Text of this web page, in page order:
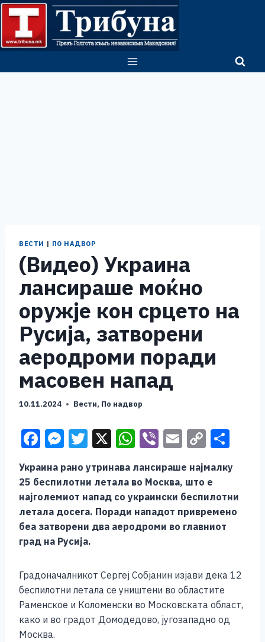
Skip
content
ВЕСТИ | ПО НАДВОР
(Видео) Украина
лансираше моќно
оружје кон срцето на
Русија, затворени
аеродроми поради
масовен напад
10.11.2024 Вести, По надвор
F
c
e
b
o
o
k
M
ss
e
n
g
er
T
tt
er
X W
at
s
A
p
Vi
er
E
ai
l
C
p
y
Li
n
ar
e
Украина рано утринава лансираше најмалку
25 беспилотни летала во Москва, што е
најголемиот напад со украински беспилотни
летала досега. Поради нападот привремено
беа затворени два аеродроми во главниот
град на Русија.
Градоначалникот Сергеј Собјанин изјави дека 12
беспилотни летала се уништени во областите
Раменское и Коломенски во Московската област,
како и во градот Домодедово, југозападно од
Москва.